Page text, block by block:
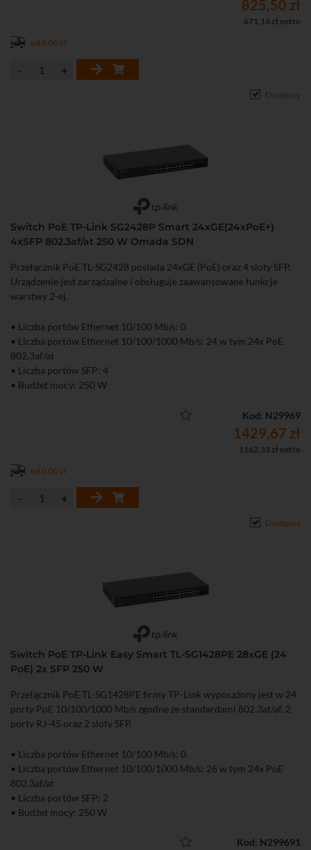
825,50 zł
671,14 zł netto
od 0,00 zł
Dostępny
Switch PoE TP-Link SG2428P Smart 24xGE(24xPoE+)
4xSFP 802.3af/at 250 W Omada SDN
Przełącznik PoE TL-SG2428 posiada 24xGE (PoE) oraz 4 sloty SFP.
Urządzenie jest zarządzalne i obsługuje zaawansowane funkcje
warstwy 2-ej.
• Liczba portów Ethernet 10/100 Mb/s: 0
• Liczba portów Ethernet 10/100/1000 Mb/s: 24 w tym 24x PoE
802.3af/at
• Liczba portów SFP: 4
• Budżet mocy: 250 W
Kod: N29969
1429,67 zł
1162,33 zł netto
od 0,00 zł
Dostępny
Switch PoE TP-Link Easy Smart TL-SG1428PE 28xGE (24
PoE) 2x SFP 250 W
Przełącznik PoE TL-SG1428PE firmy TP-Link wyposażony jest w 24
porty PoE 10/100/1000 Mb/s zgodne ze standardami 802.3at/af, 2
porty RJ-45 oraz 2 sloty SFP.
• Liczba portów Ethernet 10/100 Mb/s: 0
• Liczba portów Ethernet 10/100/1000 Mb/s: 26 w tym 24x PoE
802.3af/at
• Liczba portów SFP: 2
• Budżet mocy: 250 W
Kod: N299691